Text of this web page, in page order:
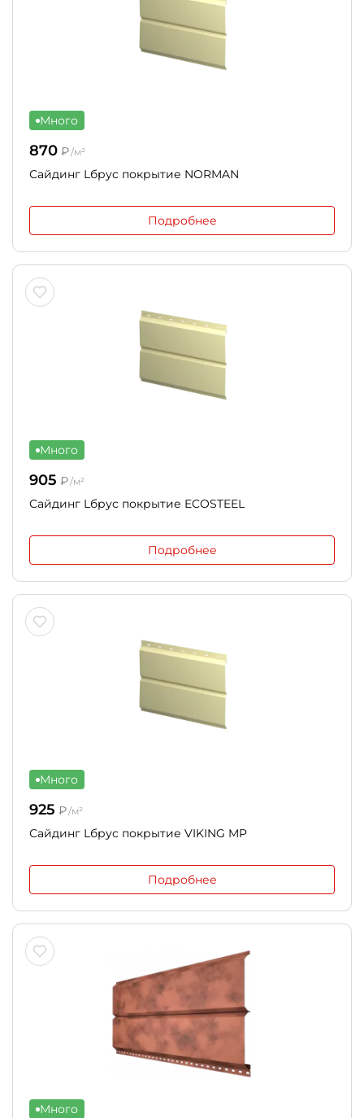
Много
870 ₽/м²
Сайдинг Lбрус покрытие NORMAN
Подробнее
Много
905 ₽/м²
Сайдинг Lбрус покрытие ECOSTEEL
Подробнее
Много
925 ₽/м²
Сайдинг Lбрус покрытие VIKING MP
Подробнее
Много